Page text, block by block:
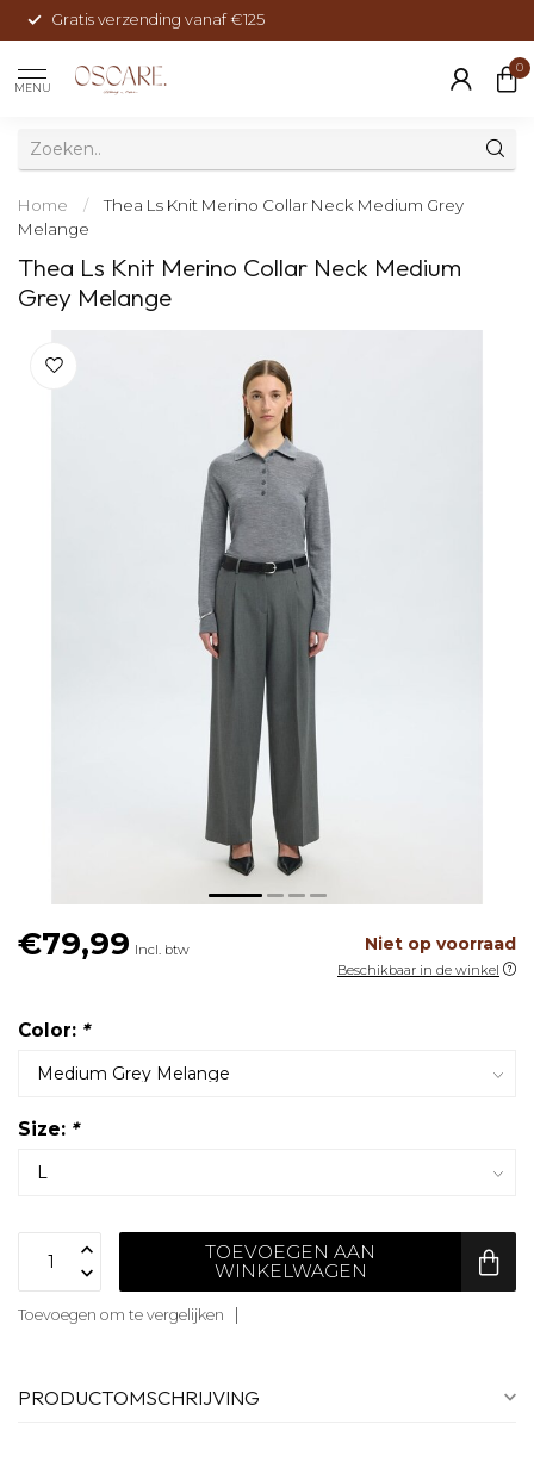
Gratis verzending vanaf €125
MENU
0
Home /
Thea Ls Knit Merino Collar Neck Medium Grey
Melange
Thea Ls Knit Merino Collar Neck Medium
Grey Melange
€79,99 Incl. btw Niet op voorraad
Beschikbaar in de winkel
Color: *
Size: *
TOEVOEGEN AAN
WINKELWAGEN
Toevoegen om te vergelijken
PRODUCTOMSCHRIJVING